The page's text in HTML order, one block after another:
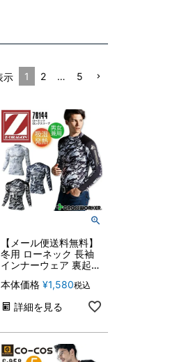
示 1 2 … 5
【メール便送料無料】
冬用 ローネック 長袖
インナーウェア 裏起毛
78144 男女兼用 保温
消臭 抗菌 ストレッチ
防寒 スポーツ コンプ
ャツ 暖かい 作業服 作
業着【EL】
本体価格 ¥1,580税込
詳細を見る